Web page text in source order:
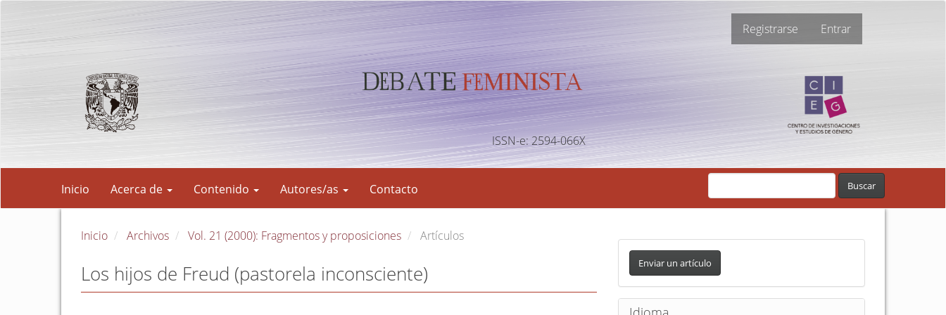
principal
Registrarse Entrar
ISSN-e: 2594-066X
Inicio Acerca de Contenido Autores/as Contacto Buscar
Inicio Archivos Vol. 21 (2000): Fragmentos y proposiciones Artículos
Los hijos de Freud (pastorela inconsciente)
E
v
i
Enviar un artículo